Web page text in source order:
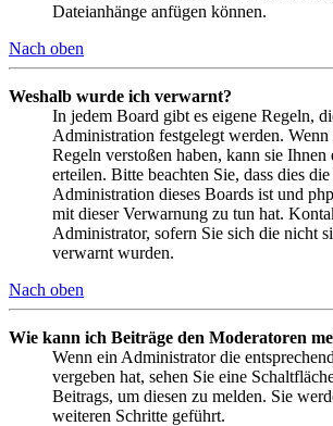
Dateianhänge anfügen können.
Nach oben
Weshalb wurde ich verwarnt?
In jedem Board gibt es eigene Regeln,
Administration festgelegt werden. Wenn
Regeln verstoßen haben, kann sie
erteilen. Bitte beachten Sie, dass dies
Administration dieses Boards ist und
mit dieser Verwarnung zu tun hat.
Administrator, sofern Sie sich die nicht
verwarnt wurden.
Nach oben
Wie kann ich Beiträge den Moderatoren
Wenn ein Administrator die
vergeben hat, sehen Sie eine
Beitrags, um diesen zu melden. Sie
weiteren Schritte geführt.